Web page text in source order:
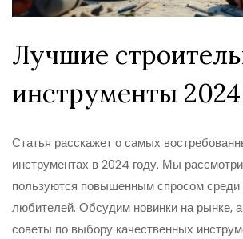
Лучшие
инструменты
Статья расскажет о самых
инструментах в 2024 году. Мы
пользуются повышенным спросом
любителей. Обсудим новинки на рынке,
советы по выбору качественных